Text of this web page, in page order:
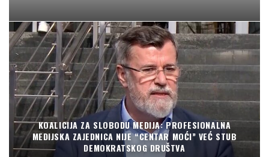
KOALICIJA ZA SLOBODU MEDIJA: PROFESIONALNA
MEDIJSKA ZAJEDNICA NIJE “CENTAR MOĆI” VEĆ STUB
DEMOKRATSKOG DRUŠTVA